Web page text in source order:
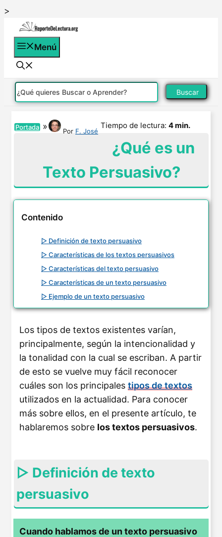
>
contenido
Menú
Buscar
Portada » Por F. José
Tiempo de lectura: 4 min.
¿Qué es un
Texto Persuasivo?
Contenido
▷ Definición de texto persuasivo
▷ Características de los textos persuasivos
▷ Características del texto persuasivo
▷ Características de un texto persuasivo
▷ Ejemplo de un texto persuasivo
Los tipos de textos existentes varían,
principalmente, según la intencionalidad y
la tonalidad con la cual se escriban. A partir
de esto se vuelve muy fácil reconocer
cuáles son los principales tipos de textos
utilizados en la actualidad. Para conocer
más sobre ellos, en el presente artículo, te
hablaremos sobre los textos persuasivos.
▷ Definición de texto
persuasivo
Cuando hablamos de un texto persuasivo